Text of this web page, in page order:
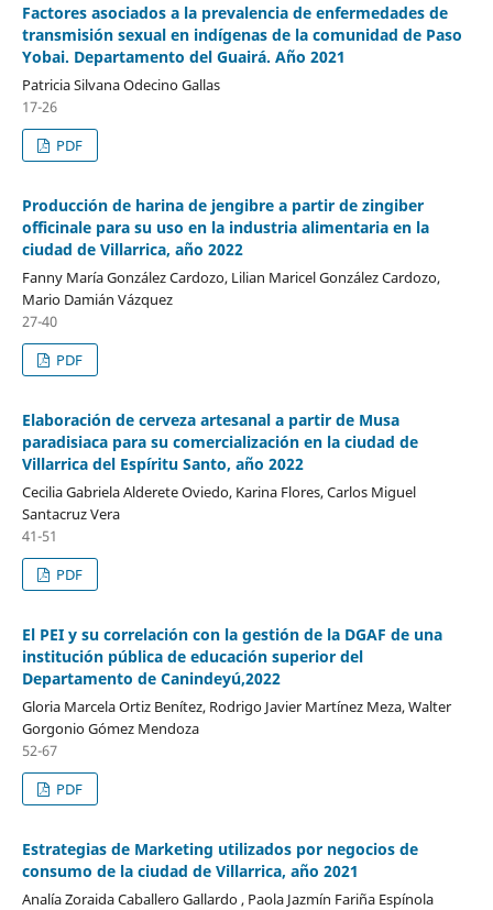
Factores asociados a la prevalencia de enfermedades de
transmisión sexual en indígenas de la comunidad de Paso
Yobai. Departamento del Guairá. Año 2021
Patricia Silvana Odecino Gallas
17-26
PDF
Producción de harina de jengibre a partir de zingiber
officinale para su uso en la industria alimentaria en la
ciudad de Villarrica, año 2022
Fanny María González Cardozo, Lilian Maricel González Cardozo,
Mario Damián Vázquez
27-40
PDF
Elaboración de cerveza artesanal a partir de Musa
paradisiaca para su comercialización en la ciudad de
Villarrica del Espíritu Santo, año 2022
Cecilia Gabriela Alderete Oviedo, Karina Flores, Carlos Miguel
Santacruz Vera
41-51
PDF
El PEI y su correlación con la gestión de la DGAF de una
institución pública de educación superior del
Departamento de Canindeyú,2022
Gloria Marcela Ortiz Benítez, Rodrigo Javier Martínez Meza, Walter
Gorgonio Gómez Mendoza
52-67
PDF
Estrategias de Marketing utilizados por negocios de
consumo de la ciudad de Villarrica, año 2021
Analía Zoraida Caballero Gallardo , Paola Jazmín Fariña Espínola